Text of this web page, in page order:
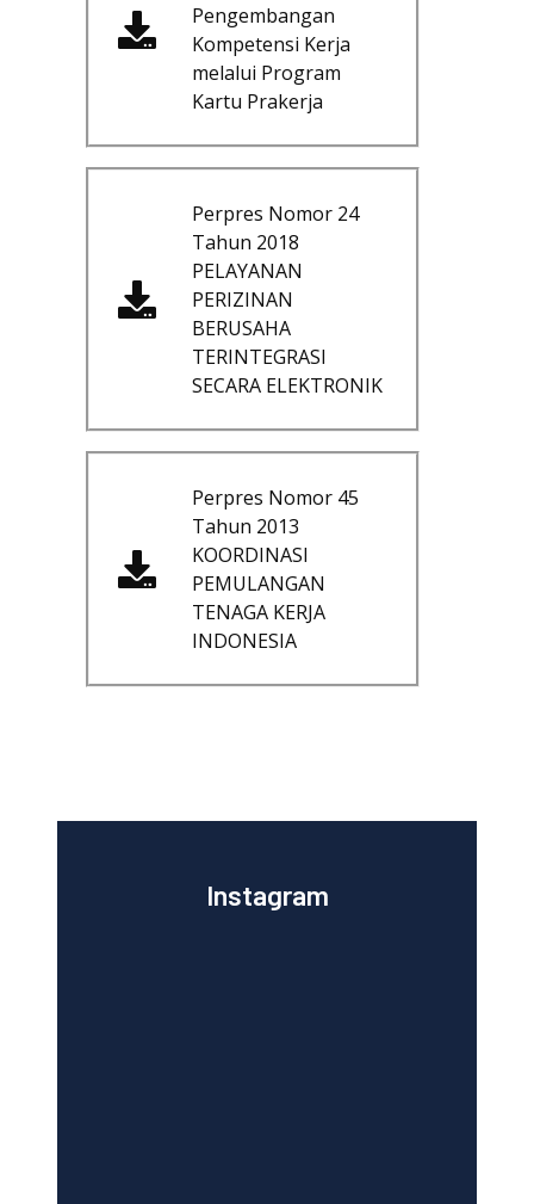
Pengembangan
Kompetensi Kerja
melalui Program
Kartu Prakerja
Perpres Nomor 24
Tahun 2018
PELAYANAN
PERIZINAN
BERUSAHA
TERINTEGRASI
SECARA ELEKTRONIK
Perpres Nomor 45
Tahun 2013
KOORDINASI
PEMULANGAN
TENAGA KERJA
INDONESIA
Instagram